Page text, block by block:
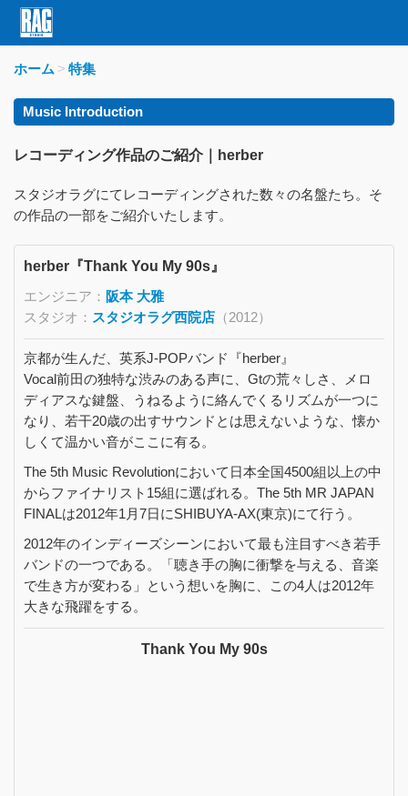
ホーム 特集
Music Introduction
レコーディング作品のご紹介｜herber
スタジオラグにてレコーディングされた数々の名盤たち。そ
の作品の一部をご紹介いたします。
herber『Thank You My 90s』
エンジニア： 阪本 大雅
スタジオ： スタジオラグ西院店（2012）
京都が生んだ、英系J-POPバンド『herber』
Vocal前田の独特な渋みのある声に、Gtの荒々しさ、メロ
ディアスな鍵盤、うねるように絡んでくるリズムが一つに
なり、若干20歳の出すサウンドとは思えないような、懐か
しくて温かい音がここに有る。
The 5th Music Revolutionにおいて日本全国4500組以上の中
からファイナリスト15組に選ばれる。The 5th MR JAPAN
FINALは2012年1月7日にSHIBUYA-AX(東京)にて行う。
2012年のインディーズシーンにおいて最も注目すべき若手
バンドの一つである。「聴き手の胸に衝撃を与える、音楽
で生き方が変わる」という想いを胸に、この4人は2012年
大きな飛躍をする。
Thank You My 90s